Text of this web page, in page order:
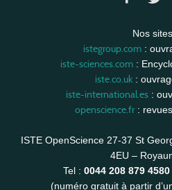
Nos
istegroup.com:
iste-sciences.com:
iste.co.uk :
iste-international.es:
openscience.fr:
ISTE OpenScience 27-37 St
4EU –
Tel : 0044 208 879 4580
(numéro gratuit à partir